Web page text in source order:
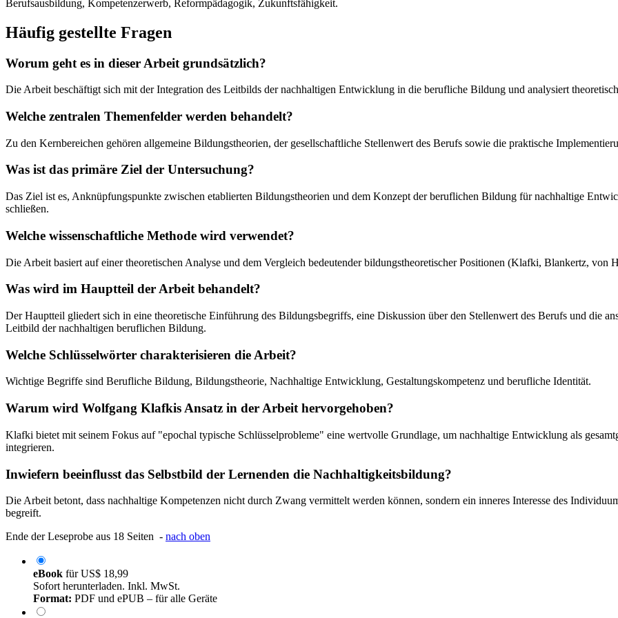
Berufsausbildung, Kompetenzerwerb, Reformpädagogik, Zukunftsfähigkeit.
Häufig gestellte Fragen
Worum geht es in dieser Arbeit grundsätzlich?
Die Arbeit beschäftigt sich mit der Integration des Leitbilds der nachhaltigen Entwicklung in die berufliche Bildung und analysiert
Welche zentralen Themenfelder werden behandelt?
Zu den Kernbereichen gehören allgemeine Bildungstheorien, der gesellschaftliche Stellenwert des Berufs sowie die praktische
Was ist das primäre Ziel der Untersuchung?
Das Ziel ist es, Anknüpfungspunkte zwischen etablierten Bildungstheorien und dem Konzept der beruflichen Bildung für nachhaltige
schließen.
Welche wissenschaftliche Methode wird verwendet?
Die Arbeit basiert auf einer theoretischen Analyse und dem Vergleich bedeutender bildungstheoretischer Positionen (Klafki, Blankertz,
Was wird im Hauptteil der Arbeit behandelt?
Der Hauptteil gliedert sich in eine theoretische Einführung des Bildungsbegriffs, eine Diskussion über den Stellenwert des Berufs und die
Leitbild der nachhaltigen beruflichen Bildung.
Welche Schlüsselwörter charakterisieren die Arbeit?
Wichtige Begriffe sind Berufliche Bildung, Bildungstheorie, Nachhaltige Entwicklung, Gestaltungskompetenz und berufliche Identität.
Warum wird Wolfgang Klafkis Ansatz in der Arbeit hervorgehoben?
Klafki bietet mit seinem Fokus auf "epochal typische Schlüsselprobleme" eine wertvolle Grundlage, um nachhaltige Entwicklung als
integrieren.
Inwiefern beeinflusst das Selbstbild der Lernenden die Nachhaltigkeitsbildung?
Die Arbeit betont, dass nachhaltige Kompetenzen nicht durch Zwang vermittelt werden können, sondern ein inneres Interesse des
begreift.
Ende der Leseprobe aus 18 Seiten - nach oben
eBook fürUS$ 18,99
Sofort herunterladen. Inkl. MwSt.
Format: PDF und ePUB – für alle Geräte